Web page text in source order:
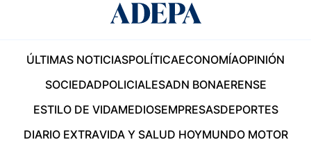
ÚLTIMAS NOTICIASPOLÍTICAECONOMÍAOPINIÓN
SOCIEDADPOLICIALESADN BONAERENSE
ESTILO DE VIDAMEDIOSEMPRESASDEPORTES
DIARIO EXTRAVIDA Y SALUD HOYMUNDO MOTOR